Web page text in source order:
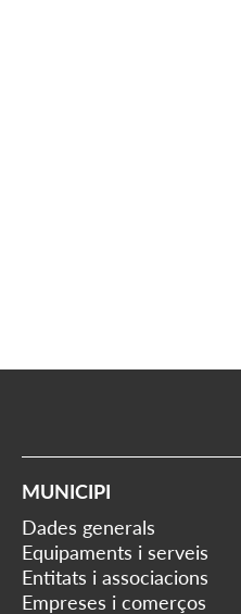
MUNICIPI
Dades generals
Equipaments i serveis
Entitats i associacions
Empreses i comerços